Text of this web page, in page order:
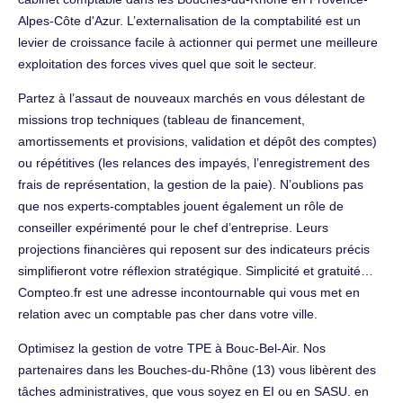
Alpes-Côte d'Azur. L’externalisation de la comptabilité est un
levier de croissance facile à actionner qui permet une meilleure
exploitation des forces vives quel que soit le secteur.
Partez à l’assaut de nouveaux marchés en vous délestant de
missions trop techniques (tableau de financement,
amortissements et provisions, validation et dépôt des comptes)
ou répétitives (les relances des impayés, l’enregistrement des
frais de représentation, la gestion de la paie). N’oublions pas
que nos experts-comptables jouent également un rôle de
conseiller expérimenté pour le chef d’entreprise. Leurs
projections financières qui reposent sur des indicateurs précis
simplifieront votre réflexion stratégique. Simplicité et gratuité…
Compteo.fr est une adresse incontournable qui vous met en
relation avec un comptable pas cher dans votre ville.
Optimisez la gestion de votre TPE à Bouc-Bel-Air. Nos
partenaires dans les Bouches-du-Rhône (13) vous libèrent des
tâches administratives, que vous soyez en EI ou en SASU. en